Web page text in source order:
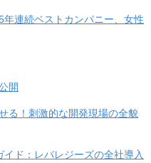
年連続ベストカンパニー、女性
開
る！刺激的な開発現場の全貌
ド：レバレジーズの全社導入